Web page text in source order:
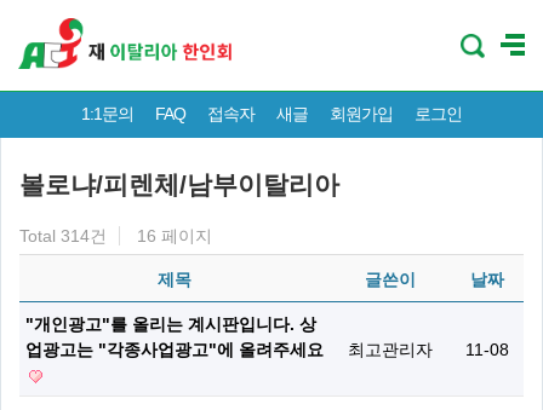
1:1문의 FAQ 접속자 새글 회원가입 로그인
볼로냐/피렌체/남부이탈리아
Total 314건 16 페이지
제목 글쓴이 날짜
"개인광고"를 올리는 계시판입니다. 상
업광고는 "각종사업광고"에 올려주세요
최고관리자 11-08